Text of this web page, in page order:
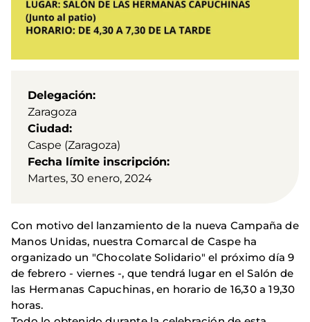
Delegación
Zaragoza
Ciudad
Caspe (Zaragoza)
Fecha límite inscripción
Martes, 30 enero, 2024
Con motivo del lanzamiento de la nueva Campaña de
Manos Unidas, nuestra Comarcal de Caspe ha
organizado un "Chocolate Solidario" el próximo día 9
de febrero - viernes -, que tendrá lugar en el Salón de
las Hermanas Capuchinas, en horario de 16,30 a 19,30
horas.